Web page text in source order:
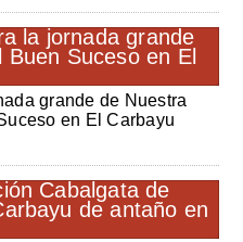
grande de Nuestra
en El Carbayu